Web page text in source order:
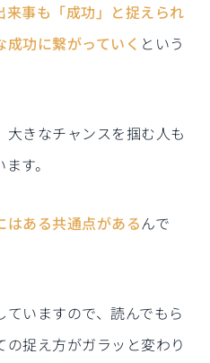
来事も「成功」と捉えられ
功に繋がっていく という
きなチャンスを掴む人も
す。
はある共通点があるんで
いますので、読んでもら
捉え方がガラッと変わり